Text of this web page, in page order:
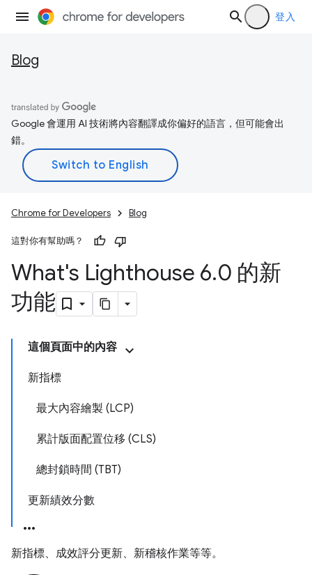
登入
Blog
Google 會運用 AI 技術將內容翻譯成你偏好的語言，但可能會出
錯。
Chrome for Developers Blog
這對你有幫助嗎？
What's Lighthouse 6.0 的新
功能
這個頁面中的內容
新指標
最大內容繪製 (LCP)
累計版面配置位移 (CLS)
總封鎖時間 (TBT)
更新績效分數
新指標、成效評分更新、新稽核作業等等。